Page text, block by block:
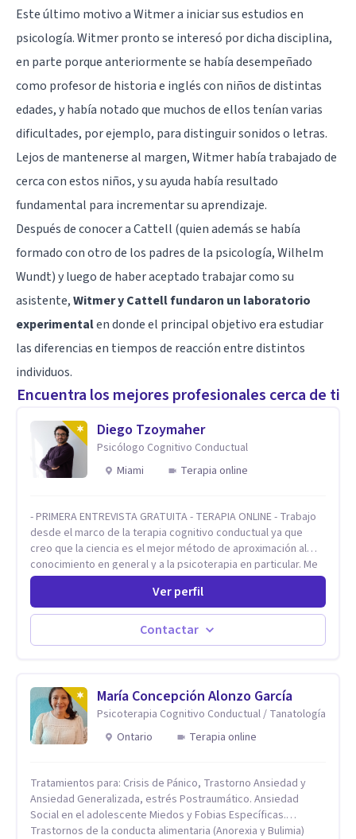
Este último motivo a Witmer a iniciar sus estudios en
psicología. Witmer pronto se interesó por dicha disciplina,
en parte porque anteriormente se había desempeñado
como profesor de historia e inglés con niños de distintas
edades, y había notado que muchos de ellos tenían varias
dificultades, por ejemplo, para distinguir sonidos o letras.
Lejos de mantenerse al margen, Witmer había trabajado de
cerca con estos niños, y su ayuda había resultado
fundamental para incrementar su aprendizaje.
Después de conocer a Cattell (quien además se había
formado con otro de los padres de la psicología, Wilhelm
Wundt) y luego de haber aceptado trabajar como su
asistente,Witmer y Cattell fundaron un laboratorio
experimentalen donde el principal objetivo era estudiar
las diferencias en tiempos de reacción entre distintos
individuos.
Encuentra los mejores profesionales cerca de ti
Diego Tzoymaher
Psicólogo Cognitivo Conductual
Miami
Terapia online
- PRIMERA ENTREVISTA GRATUITA - TERAPIA ONLINE - Trabajo
desde el marco de la terapia cognitivo conductual ya que
creo que la ciencia es el mejor método de aproximación al
conocimiento en general y a la psicoterapia en particular. Me
interesan los procesos de cambio conductual por los que una
persona pueda alcanzar sus objetivos, transitando,
aceptando y modificando sus patrones cognitivos y
emocionales. Abordo patologías específicas como trastornos
de ansiedad y del ánimo, y también crisis vitales y procesos
Ver perfil
Contactar
María Concepción Alonzo García
Psicoterapia Cognitivo Conductual / Tanatología
Ontario
Terapia online
Tratamientos para: Crisis de Pánico, Trastorno Ansiedad y
Ansiedad Generalizada, estrés Postraumático. Ansiedad
Social en el adolescente Miedos y Fobias Específicas.
Trastornos de la conducta alimentaria (Anorexia y Bulimia)